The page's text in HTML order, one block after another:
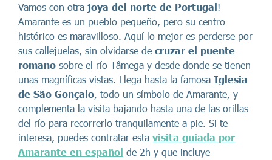
Vamos con otra joya del norte de Portugal!
Amarante es un pueblo pequeño, pero su centro
histórico es maravilloso. Aquí lo mejor es perderse por
sus callejuelas, sin olvidarse de cruzar el puente
romano sobre el río Tâmega y desde donde se tienen
unas magníficas vistas. Llega hasta la famosa Iglesia
de São Gonçalo, todo un símbolo de Amarante, y
complementa la visita bajando hasta una de las orillas
del río para recorrerlo tranquilamente a pie. Si te
interesa, puedes contratar esta visita guiada por
Amarante en español de 2h y que incluye